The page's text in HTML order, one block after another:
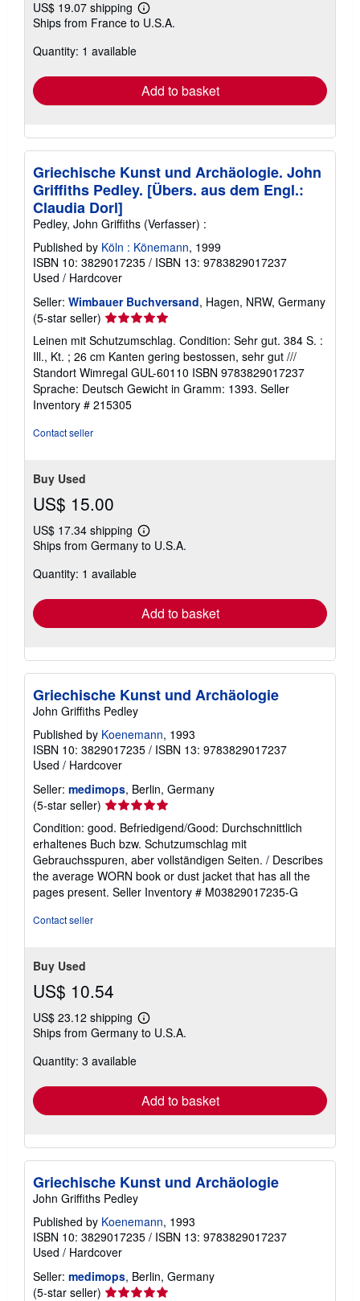
US$ 19.07 shipping
Learn
more
Ships from France to U.S.A.
Quantity: 1 available
Add to basket
Griechische Kunst und Archäologie. John
Griffiths Pedley. [Übers. aus dem Engl.:
Claudia Dorl]
Pedley, John Griffiths (Verfasser) :
Published by Köln : Könemann, 1999
ISBN 10: 3829017235 / ISBN 13: 9783829017237
Used / Hardcover
Seller: Wimbauer Buchversand, Hagen, NRW, Germany
(5-star seller) Seller
rating
5
out
of
5
stars
Leinen mit Schutzumschlag. Condition: Sehr gut. 384 S. :
Ill., Kt. ; 26 cm Kanten gering bestossen, sehr gut ///
Standort Wimregal GUL-60110 ISBN 9783829017237
Sprache: Deutsch Gewicht in Gramm: 1393. Seller
Inventory # 215305
Contact seller
Buy Used
US$ 15.00
US$ 17.34 shipping
Learn
more
Ships from Germany to U.S.A.
Quantity: 1 available
Add to basket
Griechische Kunst und Archäologie
John Griffiths Pedley
Published by Koenemann, 1993
ISBN 10: 3829017235 / ISBN 13: 9783829017237
Used / Hardcover
Seller: medimops, Berlin, Germany
(5-star seller) Seller
rating
5
out
of
5
stars
Condition: good. Befriedigend/Good: Durchschnittlich
erhaltenes Buch bzw. Schutzumschlag mit
Gebrauchsspuren, aber vollständigen Seiten. / Describes
the average WORN book or dust jacket that has all the
pages present. Seller Inventory # M03829017235-G
Contact seller
Buy Used
US$ 10.54
US$ 23.12 shipping
Learn
more
Ships from Germany to U.S.A.
Quantity: 3 available
Add to basket
Griechische Kunst und Archäologie
John Griffiths Pedley
Published by Koenemann, 1993
ISBN 10: 3829017235 / ISBN 13: 9783829017237
Used / Hardcover
Seller: medimops, Berlin, Germany
(5-star seller) Seller